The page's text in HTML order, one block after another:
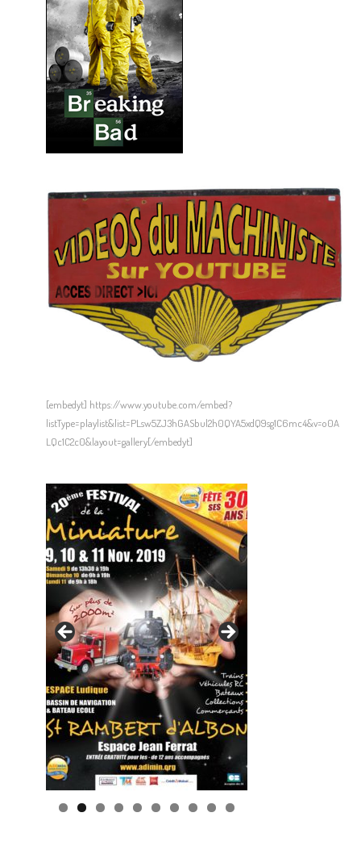
[embedyt] https://www.youtube.com/embed?
listType=playlist&list=PLsw5ZJ3hGASbul2h0QYA5xdQ9sg1C6mc4&v=o0A
LQc1C2c0&layout=gallery[/embedyt]